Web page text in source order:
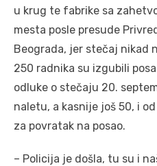
u krug te fabrike sa
mesta posle presude
Beograda, jer stečaj nikad
250 radnika su izgubili
odluke o stečaju 20.
naletu, a kasnije još 50, i
za povratak na posao.
– Policija je došla, tu su i